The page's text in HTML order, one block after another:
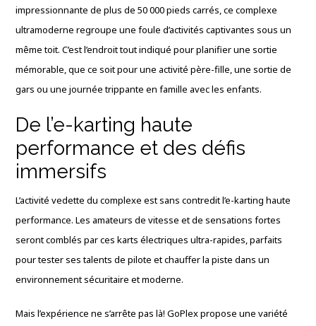
impressionnante de plus de 50 000 pieds carrés, ce complexe
ultramoderne regroupe une foule d’activités captivantes sous un
même toit. C’est l’endroit tout indiqué pour planifier une sortie
mémorable, que ce soit pour une activité père-fille, une sortie de
gars ou une journée trippante en famille avec les enfants.
De l’e-karting haute
performance et des défis
immersifs
L’activité vedette du complexe est sans contredit l’e-karting haute
performance. Les amateurs de vitesse et de sensations fortes
seront comblés par ces karts électriques ultra-rapides, parfaits
pour tester ses talents de pilote et chauffer la piste dans un
environnement sécuritaire et moderne.
Mais l’expérience ne s’arrête pas là! GoPlex propose une variété